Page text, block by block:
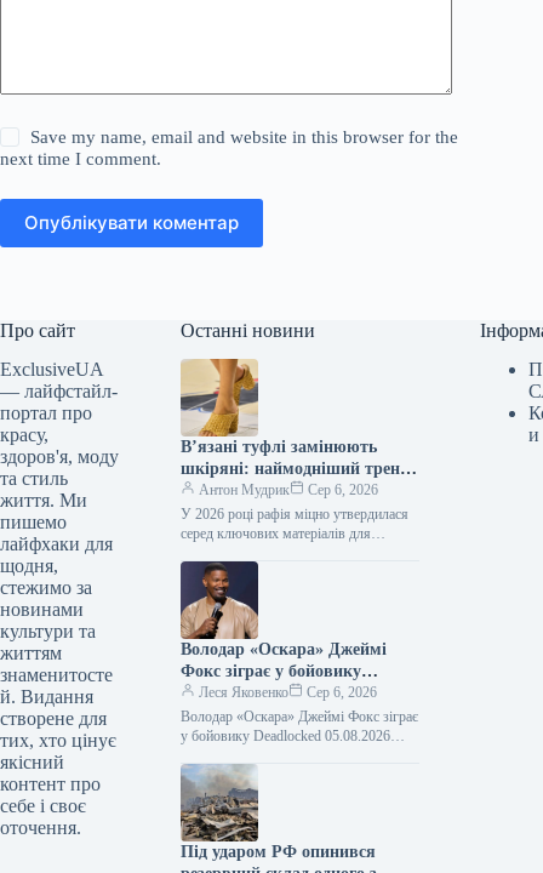
Save my name, email and website in this browser for the
next time I comment.
Опублікувати коментар
Про сайт
ExclusiveUA
— лайфстайл-
портал про
красу,
здоров'я, моду
та стиль
життя. Ми
пишемо
лайфхаки для
щодня,
стежимо за
новинами
культури та
життям
знаменитосте
й. Видання
створене для
тих, хто цінує
якісний
контент про
себе і своє
оточення.
Останні новини
В’язані туфлі замінюють
шкіряні: наймодніший тренд
серпня 2026 року
Антон Мудрик
Сер 6, 2026
У 2026 році рафія міцно утвердилася
серед ключових матеріалів для
її асоціювали переважно з пляжним
стилем,…
Володар «Оскара» Джеймі
Фокс зіграє у бойовику
Deadlocked
Леся Яковенко
Сер 6, 2026
Володар «Оскара» Джеймі Фокс зіграє
у бойовику Deadlocked 05.08.2026
лауреат премії «Оскар» Джеймі Фокс
зіграє головну…
Під ударом РФ опинився
и